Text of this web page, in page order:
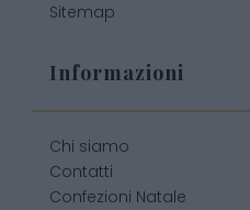
Sitemap
Informazioni
Chi siamo
Contatti
Confezioni Natale